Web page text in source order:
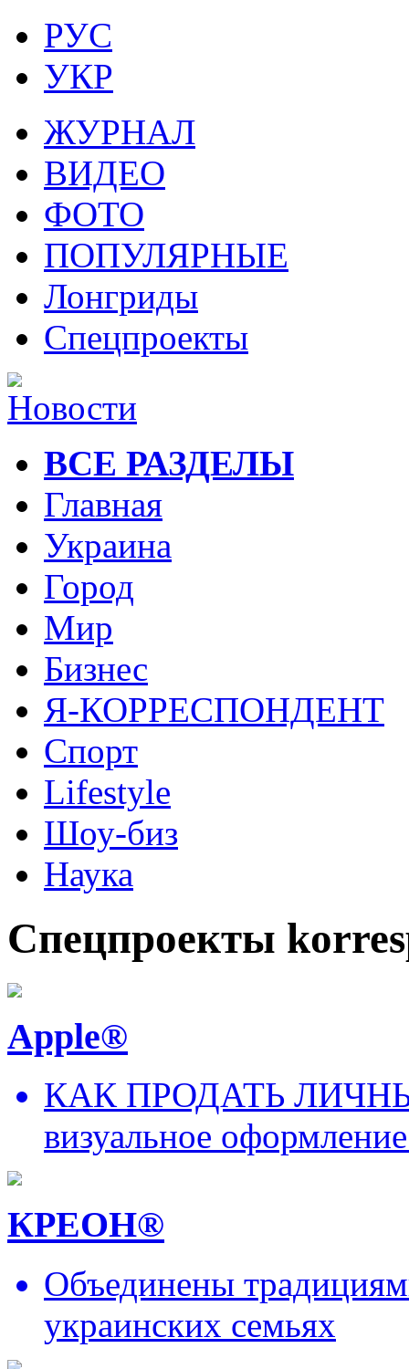
РУС
УКР
ЖУРНАЛ
ВИДЕО
ФОТО
ПОПУЛЯРНЫЕ
Лонгриды
Спецпроекты
ВСЕ РАЗДЕЛЫ
Главная
Украина
Город
Мир
Бизнес
Я-КОРРЕСПОНДЕНТ
Спорт
Lifestyle
Шоу-биз
Наука
Спецпроекты
Apple®
КАК ПРОДАТЬ
визуальное
КРЕОН®
Объединены
украинских семьях